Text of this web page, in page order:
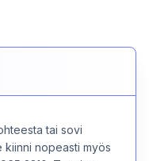
tai sovi
kiinni nopeasti myös